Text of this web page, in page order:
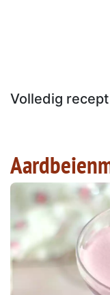
Volledig recept